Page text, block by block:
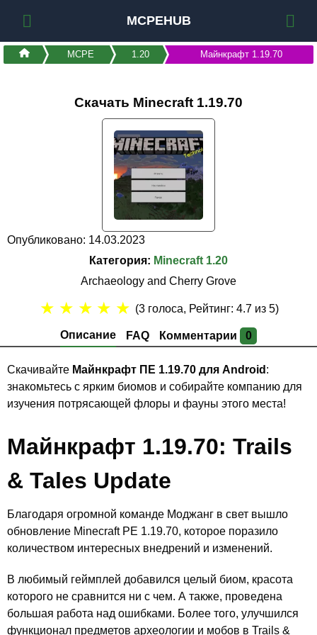
MCPEHUB
MCPE 1.20 Майнкрафт 1.19.70
Скачать Minecraft 1.19.70
Опубликовано: 14.03.2023
Категория: Minecraft 1.20
Archaeology and Cherry Grove
Описание FAQ Комментарии 0
★ ★ ★ ★ ★ (3 голоса, Рейтинг:4.7 из 5)
Скачивайте Майнкрафт ПЕ 1.19.70 для Android :
знакомьтесь с ярким биомов и собирайте компанию для
изучения потрясающей флоры и фауны этого места!
Майнкрафт 1.19.70: Trails
& Tales Update
Благодаря огромной команде Моджанг в свет вышло
обновление Minecraft PE 1.19.70, которое поразило
количеством интересных внедрений и изменений.
В любимый геймплей добавился целый биом, красота
которого не сравнится ни с чем. А также, проведена
большая работа над ошибками. Более того, улучшился
функционал предметов археологии и мобов в Trails &